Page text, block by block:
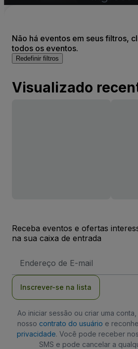
Não há eventos em seus filtros,
todos os eventos.
Redefinir filtros
Visualizado
Receba eventos e ofertas
na sua caixa de entrada
de
Inscrever-se na lista
Ao iniciar sessão ou criar uma
nosso contrato do usuário e
privacidade. Você pode receber
SMS e pode cancelar a